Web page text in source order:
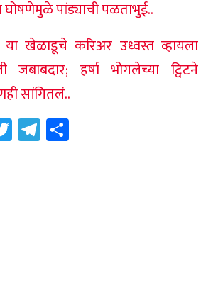
घोषणेमुळे पांड्याची पळताभुई..
खेळाडूचे करिअर उध्वस्त व्हायला
जबाबदार; हर्षा भोगलेच्या ट्विटने
सांगितलं..
TwitterTelegram